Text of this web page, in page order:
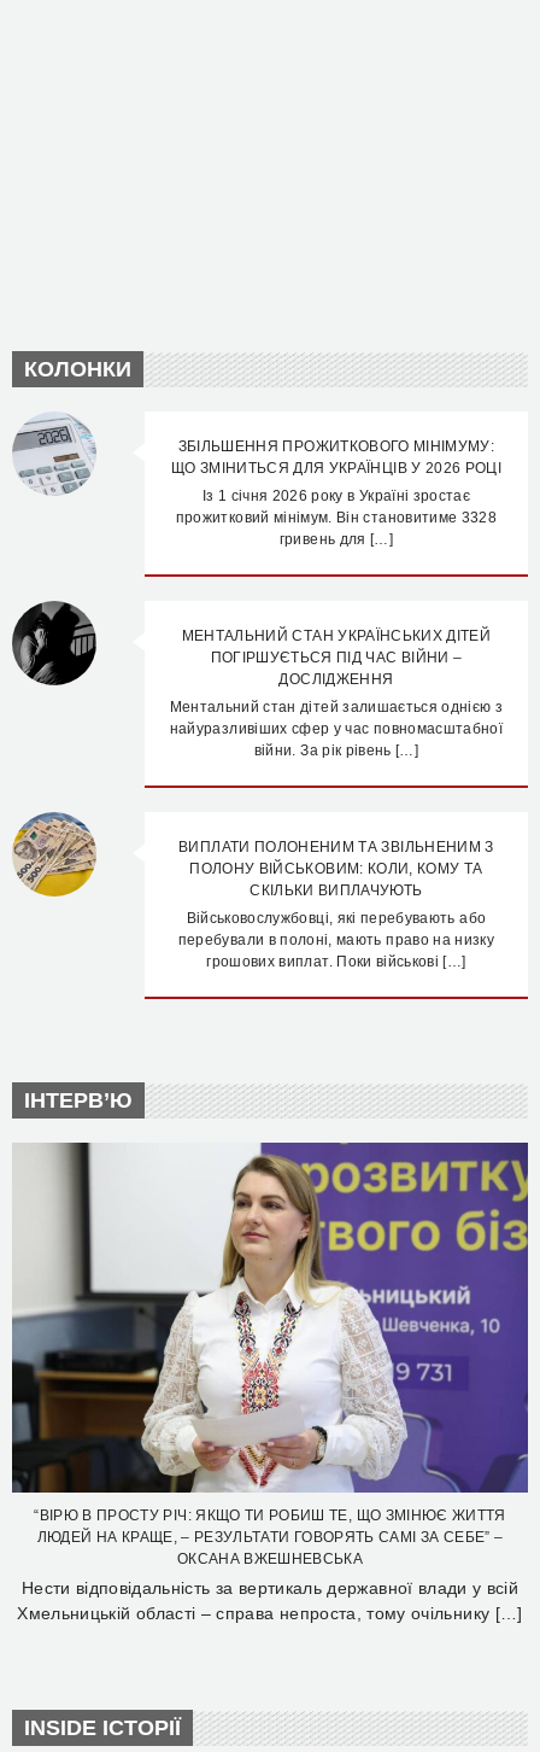
КОЛОНКИ
ЗБІЛЬШЕННЯ ПРОЖИТКОВОГО МІНІМУМУ:
ЩО ЗМІНИТЬСЯ ДЛЯ УКРАЇНЦІВ У 2026 РОЦІ
Із 1 січня 2026 року в Україні зростає
прожитковий мінімум. Він становитиме 3328
гривень для […]
МЕНТАЛЬНИЙ СТАН УКРАЇНСЬКИХ ДІТЕЙ
ПОГІРШУЄТЬСЯ ПІД ЧАС ВІЙНИ –
ДОСЛІДЖЕННЯ
Ментальний стан дітей залишається однією з
найуразливіших сфер у час повномасштабної
війни. За рік рівень […]
ВИПЛАТИ ПОЛОНЕНИМ ТА ЗВІЛЬНЕНИМ З
ПОЛОНУ ВІЙСЬКОВИМ: КОЛИ, КОМУ ТА
СКІЛЬКИ ВИПЛАЧУЮТЬ
Військовослужбовці, які перебувають або
перебували в полоні, мають право на низку
грошових виплат. Поки військові […]
ІНТЕРВ’Ю
“ВІРЮ В ПРОСТУ РІЧ: ЯКЩО ТИ РОБИШ ТЕ, ЩО ЗМІНЮЄ ЖИТТЯ
ЛЮДЕЙ НА КРАЩЕ, – РЕЗУЛЬТАТИ ГОВОРЯТЬ САМІ ЗА СЕБЕ” –
ОКСАНА ВЖЕШНЕВСЬКА
Нести відповідальність за вертикаль державної влади у всій
Хмельницькій області – справа непроста, тому очільнику […]
INSIDE ІСТОРІЇ